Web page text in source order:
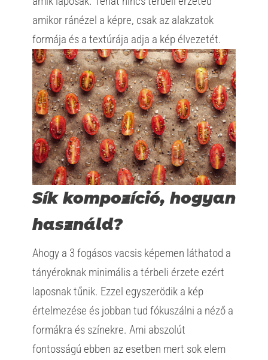
amikor ránézel a képre, csak az alakzatok
formája és a textúrája adja a kép élvezetét.
Sík kompozíció, hogyan
használd?
Ahogy a 3 fogásos vacsis képemen láthatod a
tányéroknak minimális a térbeli érzete ezért
laposnak tűnik. Ezzel egyszerödik a kép
értelmezése és jobban tud fókuszálni a néző a
formákra és színekre. Ami abszolút
fontosságú ebben az esetben mert sok elem